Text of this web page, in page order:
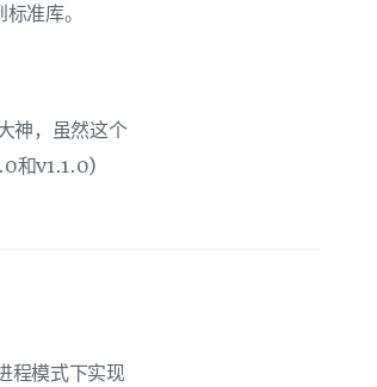
准库。
神，虽然这个
和v1.1.0)
程模式下实现